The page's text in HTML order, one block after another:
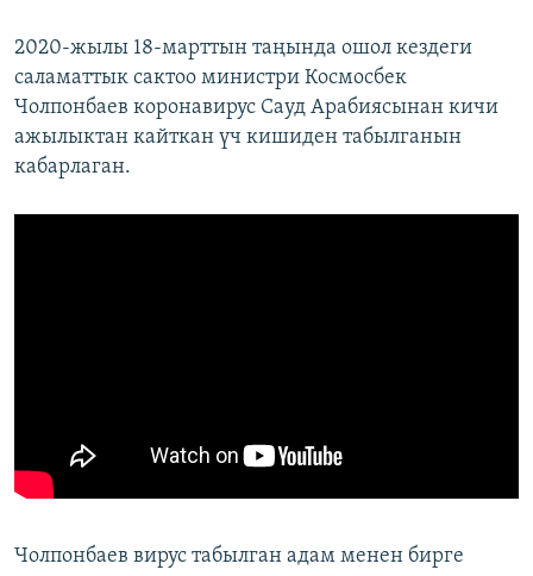
2020-жылы 18-марттын таңында ошол кездеги
саламаттык сактоо министри Космосбек
Чолпонбаев коронавирус Сауд Арабиясынан кичи
ажылыктан кайткан үч кишиден табылганын
кабарлаган.
Чолпонбаев вирус табылган адам менен бирге